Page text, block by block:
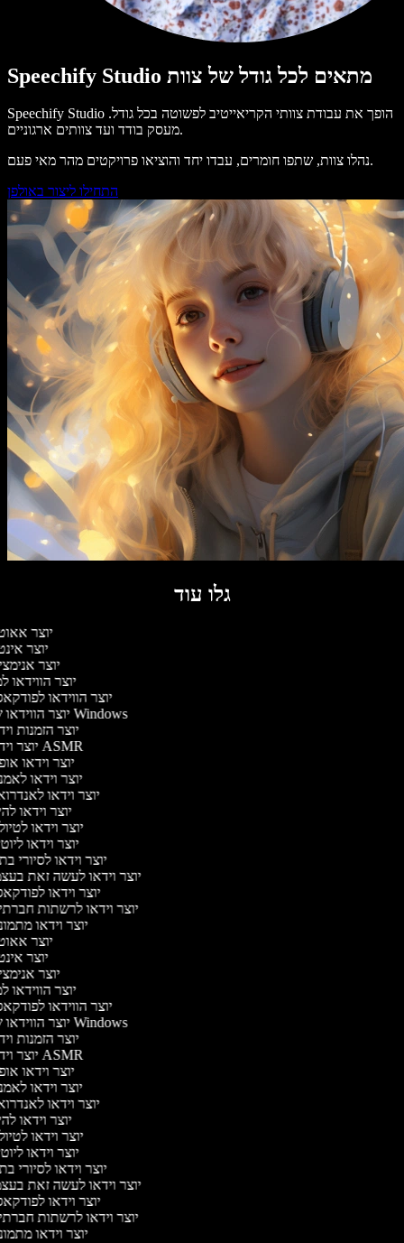
Speechify Studio מתאים לכל גודל של צוות
Speechify Studio הופך את עבודת צוותי הקריאייטיב לפשוטה בכל גודל.
מעסק בודד ועד צוותים ארגוניים.
נהלו צוות, שתפו חומרים, עבדו יחד והוציאו פרויקטים מהר מאי פעם.
התחילו ליצור באולפן
גלו עוד
יוצר
יוצר
יוצר
יוצר הווידאו
יוצר הווידאו
יוצר הווידאו של Windows
יוצר הזמנות
יוצר וידאו ASMR
יוצר וידאו
יוצר וידאו
יוצר וידאו
יוצר וידאו
יוצר וידאו
יוצר וידאו
יוצר וידאו לסיורי
יוצר וידאו לעשה זאת
יוצר וידאו
יוצר וידאו לרשתות
יוצר וידאו
יוצר
יוצר
יוצר
יוצר הווידאו
יוצר הווידאו
יוצר הווידאו של Windows
יוצר הזמנות
יוצר וידאו ASMR
יוצר וידאו
יוצר וידאו
יוצר וידאו
יוצר וידאו
יוצר וידאו
יוצר וידאו
יוצר וידאו לסיורי
יוצר וידאו לעשה זאת
יוצר וידאו
יוצר וידאו לרשתות
יוצר וידאו